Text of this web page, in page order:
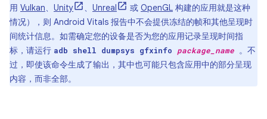
用 Vulkan、 Unity 、 Unreal 或 OpenGL 构建的应用就是这种
情况），则 Android Vitals 报告中不会提供冻结的帧和其他呈现时
间统计信息。如需确定您的设备是否为您的应用记录呈现时间指
标，请运行 adb shell dumpsys gfxinfo package_name 。不
过，即使该命令生成了输出，其中也可能只包含应用中的部分呈现
内容，而非全部。